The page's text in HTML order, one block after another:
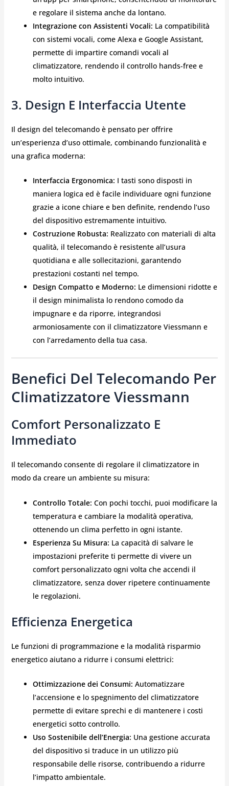
e regolare il sistema anche da lontano.
Integrazione con Assistenti Vocali: La compatibilità
con sistemi vocali, come Alexa e Google Assistant,
permette di impartire comandi vocali al
climatizzatore, rendendo il controllo hands-free e
molto intuitivo.
3. Design E Interfaccia Utente
Il design del telecomando è pensato per offrire
un’esperienza d’uso ottimale, combinando funzionalità e
una grafica moderna:
Interfaccia Ergonomica: I tasti sono disposti in
maniera logica ed è facile individuare ogni funzione
grazie a icone chiare e ben definite, rendendo l’uso
del dispositivo estremamente intuitivo.
Costruzione Robusta: Realizzato con materiali di alta
qualità, il telecomando è resistente all’usura
quotidiana e alle sollecitazioni, garantendo
prestazioni costanti nel tempo.
Design Compatto e Moderno: Le dimensioni ridotte e
il design minimalista lo rendono comodo da
impugnare e da riporre, integrandosi
armoniosamente con il climatizzatore Viessmann e
con l’arredamento della tua casa.
Benefici Del Telecomando Per
Climatizzatore Viessmann
Comfort Personalizzato E
Immediato
Il telecomando consente di regolare il climatizzatore in
modo da creare un ambiente su misura:
Controllo Totale: Con pochi tocchi, puoi modificare la
temperatura e cambiare la modalità operativa,
ottenendo un clima perfetto in ogni istante.
Esperienza Su Misura: La capacità di salvare le
impostazioni preferite ti permette di vivere un
comfort personalizzato ogni volta che accendi il
climatizzatore, senza dover ripetere continuamente
le regolazioni.
Efficienza Energetica
Le funzioni di programmazione e la modalità risparmio
energetico aiutano a ridurre i consumi elettrici:
Ottimizzazione dei Consumi: Automatizzare
l’accensione e lo spegnimento del climatizzatore
permette di evitare sprechi e di mantenere i costi
energetici sotto controllo.
Uso Sostenibile dell’Energia: Una gestione accurata
del dispositivo si traduce in un utilizzo più
responsabile delle risorse, contribuendo a ridurre
l’impatto ambientale.